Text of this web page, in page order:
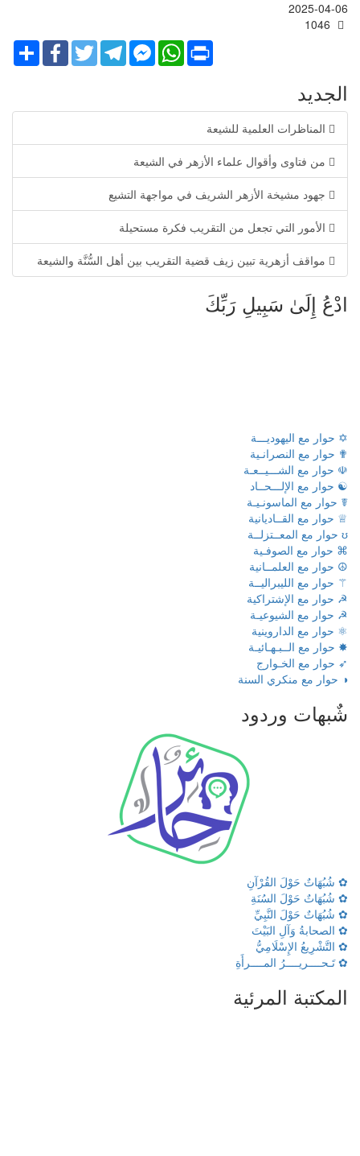
2025-04-06
ShareFacebookTwitter
TelegramFacebook
Messenger
WhatsApp Print
الجديد
المناظرات العلمية للشيعة
من فتاوى وأقوال علماء الأزهر في الشيعة
جهود مشيخة الأزهر الشريف في مواجهة التشيع
الأمور التي تجعل من التقريب فكرة مستحيلة
مواقف أزهرية تبين زيف قضية التقريب بين أهل السُّنَّة والشيعة
ادْعُ إِلَىٰ سَبِيلِ رَبِّكَ
✡ حوار مع اليهوديـــة
✟ حوار مع النصرانـية
☫ حوار مع الشـــيــعـة
☯ حوار مع الإلـــحــاد
☤ حوار مع الماسونـيـة
♕ حوار مع القــاديانية
ʊ حوار مع المعــتزلــة
⌘ حوار مع الصوفـية
☮ حوار مع العلمــانية
⚚ حوار مع الليبراليــة
☭ حوار مع الإشتراكية
☭ حوار مع الشيوعيـة
⚛ حوار مع الداروينية
✸ حوار مع الــبـهـائيـة
➶ حوار مع الخـوارج
◑ حوار مع منكري السنة
شٌبهات وردود
✿ شُبُهَاتٌ حَوْلَ القُرْآنِ
✿ شُبُهَاتٌ حَوْلَ السُنَةِ
✿ شُبُهَاتٌ حَوْلَ النَّبِيِّ
✿ الصحابةُ وَآلِ البَيْتَ
✿ التَّشْرِيعُ الإِسْلَامِيُّ
✿ تَـحــــريــــرُ المــــرأَةِ
المكتبة المرئية